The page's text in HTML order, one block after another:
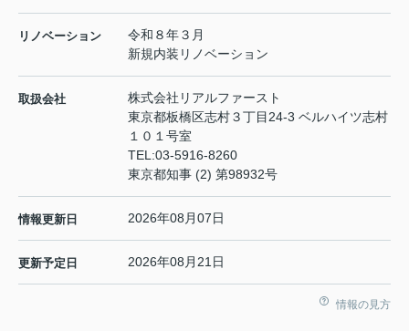
リノベーション
令和８年３月
新規内装リノベーション
取扱会社
株式会社リアルファースト
東京都板橋区志村３丁目24-3 ベルハイツ志村
１０１号室
TEL:03-5916-8260
東京都知事 (2) 第98932号
情報更新日 2026年08月07日
更新予定日 2026年08月21日
情報の見方